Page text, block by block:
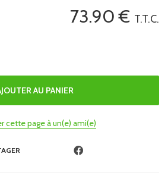
73.90€ T.T.C.
cette page à un(e) ami(e)